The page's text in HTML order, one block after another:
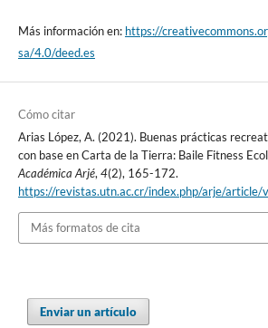
Más información en: https://
sa/4.0/deed.es
Cómo citar
Arias López, A. (2021). Buenas prácticas
con base en Carta de la Tierra: Baile Fitness
Académica Arjé, 4(2), 165-172.
https://revistas.utn.ac.cr/index.php/arje/article/
Más formatos de cita
Enviar un artículo